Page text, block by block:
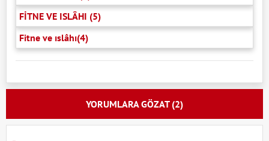
FİTNE VE ISLÂHI (5)
Fitne ve ıslâhı(4)
YORUMLARA GÖZAT (2)